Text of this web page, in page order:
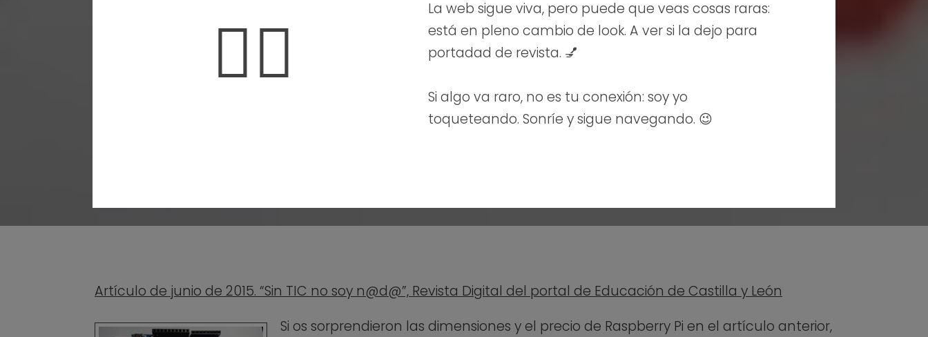
Artículo de junio de 2015. “Sin TIC no soy n@d@”, Revista Digital del portal de Educación de Castilla y León
Si os sorprendieron las dimensiones y el precio de Raspberry Pi en el artículo anterior,
🤦‍♀️
La web sigue viva, pero puede que veas cosas raras:
está en pleno cambio de look. A ver si la dejo para
portadad de revista. 💅
Si algo va raro, no es tu conexión: soy yo
toqueteando. Sonríe y sigue navegando. 😉